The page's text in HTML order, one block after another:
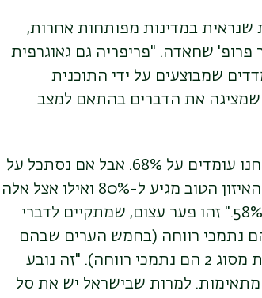
במדינות מפותחות אחרות,
פרופ' שחאדה. "פריפריה גם גאוגרפית
שמבוצעים על ידי התוכנית
שמציגה את הדברים בהתאם למצב
למשל, מבחינת חולי סוכרת המוגדרים כמאוזנים, אנחנו עומדים על 68%. אבל אם נסתכל על
אלה שמעמדם הסוציו-אקונומי גבוה, נראה שאצלם האיזון הטוב מגיע ל-80% ואילו אצל אלה
שבמעמד סוציו-אקונומי נמוך, שיעור האיזון יורד ל-58%." זהו פער עצום, שמתקיים לדברי
נתמכי רווחה (בחמש הערים שבהם
פועלת היום ספרת הגליל, כמחצית מהחולים בסוכרת מסוג 2 הם נתמכי רווחה). "זה נובע
מתאימות. למרות שבישראל יש את סל